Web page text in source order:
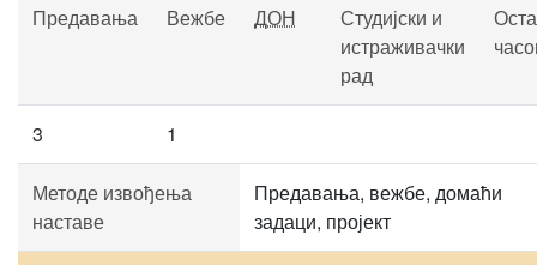
Предавања Вежбе ДОН
Студијски и
истраживачки
рад
3 1
Методе извођења
наставе
Предавања, вежбе, домаћи
задаци, пројект